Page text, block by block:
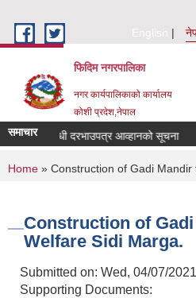
English
फिदिम नगरपालिका
नगर कार्यपालिकाको कार्यालय
कोशी प्रदेश,नेपाल
समाचारसम्बन्धी दरभाउपत्र आव्हानको सूचना
You are here
Home » Construction of Gadi Mandir
Construction of
Welfare Sidi Marga.
Submitted on: Wed, 04/07/
Supporting Documents: